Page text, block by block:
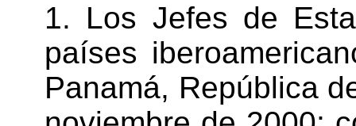
1. Los Jefes de
países
Panamá, República